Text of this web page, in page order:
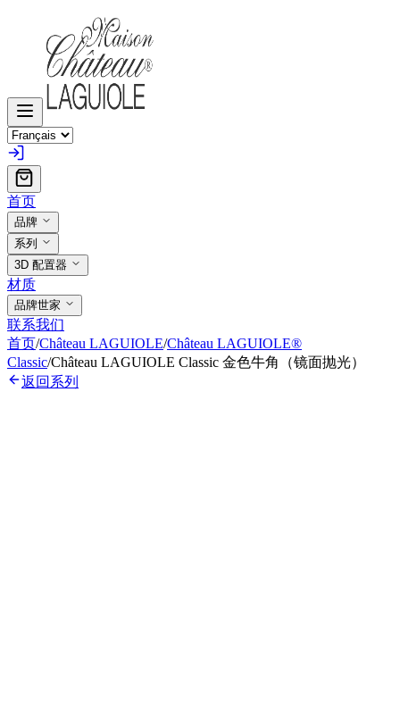
首页
品牌
系列
3D 配置器
材质
品牌世家
联系我们
首页/Château LAGUIOLE/Château LAGUIOLE®
Classic/Château LAGUIOLE Classic 金色牛角（镜面抛光）
返回系列